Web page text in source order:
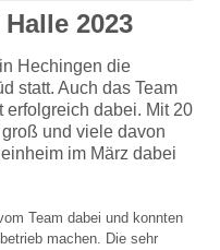
2023
Hechingen die
statt. Auch das Team
erfolgreich dabei. Mit 20
und viele davon
im März dabei
Team dabei und konnten
machen. Die sehr